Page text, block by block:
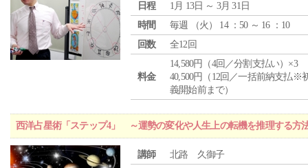
日程
1月 13日 ～ 3月 31日
時間
毎週 （火 ） 14 ：50 ～ 16 ：10
回数
全12回
料金
14,580円（4回／分割支払い）×3
40,500円（12回／一括前納支払※
義開始前まで）
西洋占星術「ステップ4」 ～運勢の変化や人生上の転機を推理する方
講師
北路 久御子